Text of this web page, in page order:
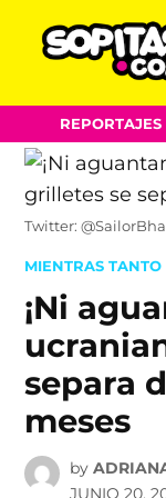
Skip
to
content
REPORTAJES
Twitter:
POSTED
MIENTRAS TANTO
¡Ni
separa
meses
by
JUNIO 20,